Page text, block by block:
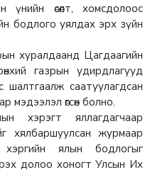
өсөлт, хомсдолоос
бодлого уялдах эрх зүйн
хуралдаанд Цагдаагийн
газрын удирдлагууд
шалтгаалж саатуулагдсан
мэдээлэл өгсөн болно.
хэрэгт яллагдагчаар
хялбаршуулсан журмаар
ялын бодлогыг
долоо хоногт Улсын Их